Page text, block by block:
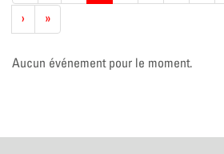
pageprécédenteactuelle
Page
suivante
›
Dernière
page
»
Aucun événement pour le moment.